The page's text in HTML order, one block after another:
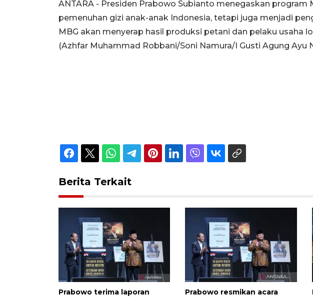
ANTARA - Presiden Prabowo Subianto menegaskan
pemenuhan gizi anak-anak Indonesia, tetapi juga menjadi
MBG akan menyerap hasil produksi petani dan pelaku
(Azhfar Muhammad Robbani/Soni Namura/I Gusti Agung Ayu
Berita Terkait
Prabowo terima laporan
Prabowo resmikan acara